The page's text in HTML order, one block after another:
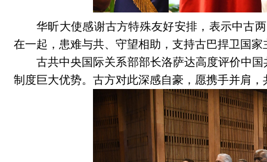
华昕大使感谢古方特殊友好安排，表示中古
在一起，患难与共、守望相助，支持古巴捍卫国
古共中央国际关系部部长洛萨达高度评价中
制度巨大优势。古方对此深感自豪，愿携手并肩